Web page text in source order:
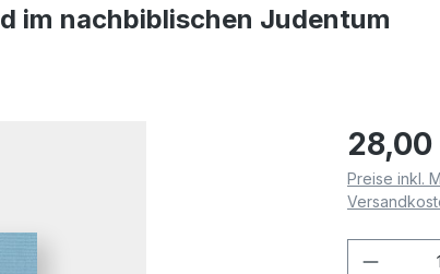
im nachbiblischen Judentum
Preise inkl.